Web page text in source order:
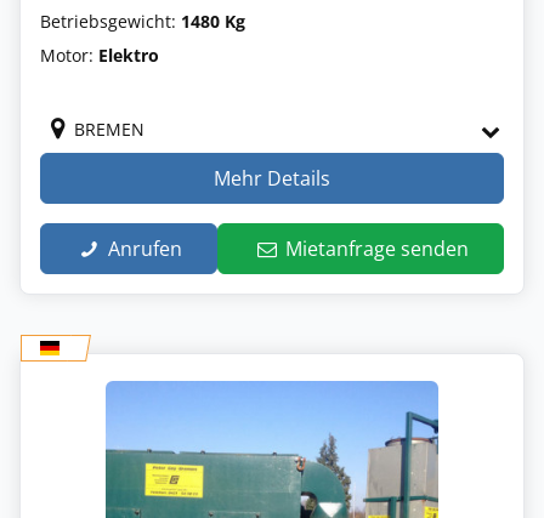
Betriebsgewicht: 1480 Kg
Motor: Elektro
BREMEN
Mehr Details
Anrufen Mietanfrage senden